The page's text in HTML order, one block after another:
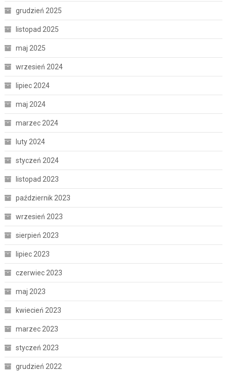
grudzień 2025
listopad 2025
maj 2025
wrzesień 2024
lipiec 2024
maj 2024
marzec 2024
luty 2024
styczeń 2024
listopad 2023
październik 2023
wrzesień 2023
sierpień 2023
lipiec 2023
czerwiec 2023
maj 2023
kwiecień 2023
marzec 2023
styczeń 2023
grudzień 2022